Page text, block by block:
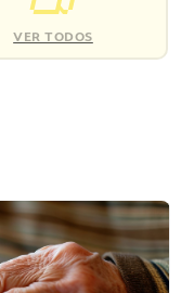
VER TODOS